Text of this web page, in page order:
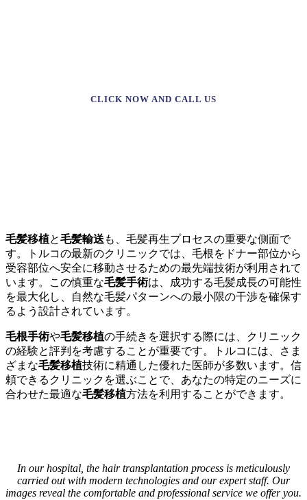
CLICK NOW AND CALL US
毛髪移植と毛髪輸送も、毛髪再生プロセスの重要な側面で
す。トルコの最新のクリニックでは、毛根をドナー部位から
受容部位へ安全に移動させるための最先端技術が利用されて
います。この慎重な毛髪手術は、成功する毛髪成長の可能性
を最大化し、自然な毛髪パターンへの最小限の干渉を確保す
るよう設計されています。
毛根手術や毛髪移植の手続きを選択する際には、クリニック
の経験と評判を考慮することが重要です。トルコには、さま
ざまな毛髪移植技術に精通した優れた医師が多数います。信
頼できるクリニックを選ぶことで、あなたの特定のニーズに
合わせた最適な毛髪移植方法を利用することができます。
In our hospital, the hair transplantation process is meticulously
carried out with modern technologies and our expert staff. Our
images reveal the comfortable and professional service we offer you.